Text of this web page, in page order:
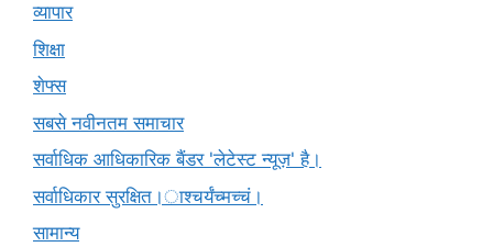
व्यापार
शिक्षा
शेफ्स
सबसे नवीनतम समाचार
सर्वाधिक आधिकारिक बैंडर 'लेटेस्ट न्यूज़' है।
सर्वाधिकार सुरक्षित।ाश्चर्यंच्मच्चं।
सामान्य